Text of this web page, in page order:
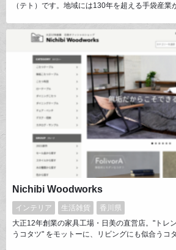
（テト）です。地域には130年を超える手袋産
をはじめ、手にまつわるオリジナル商品を展開
を伝える活動にも取り組んでいます。
Nichibi Woodworks
インテリア 生活雑貨
香川県
大正12年創業の家具工場・日美の直営店。"トレ
うコタツ" をモットーに、リビングにも似合うコ